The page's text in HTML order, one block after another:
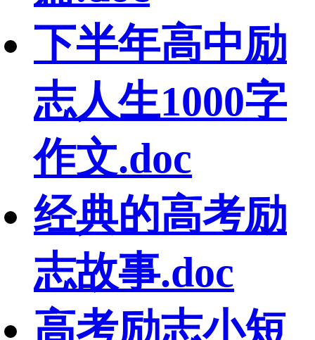
下半年高中励
志人生1000字
作文.doc
经典的高考励
志故事.doc
高考励志小短